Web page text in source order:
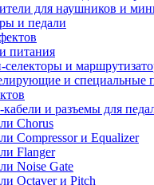
для наушников и
и педали
питания
селекторы и
и специальные
и разъемы для
Chorus
Compressor и Equalizer
Flanger
Noise Gate
Octaver и Pitch